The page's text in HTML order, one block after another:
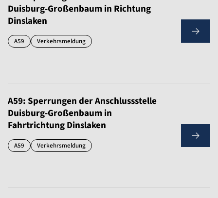
Duisburg-Großenbaum in Richtung
Dinslaken
A59 Verkehrsmeldung
A59: Sperrungen der Anschlussstelle
Duisburg-Großenbaum in
Fahrtrichtung Dinslaken
A59 Verkehrsmeldung